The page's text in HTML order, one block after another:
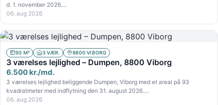
d. 1. november 2026.…
06. aug 2026
93 M² 3 VÆR. 8800 VIBORG
3 værelses lejlighed – Dumpen, 8800 Viborg
6.500 kr./md.
3 værelses lejlighed beliggende Dumpen, Viborg med et areal på 93
kvadratmeter med indflytning den 31. august 2026.…
06. aug 2026